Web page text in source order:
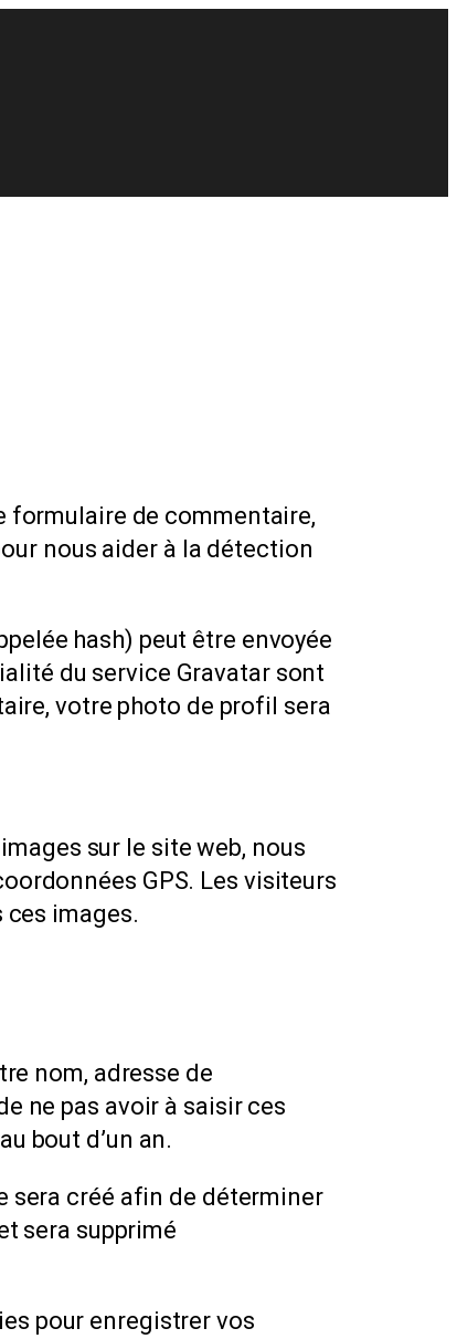
formulaire de commentaire,
nous aider à la détection
hash) peut être envoyée
du service Gravatar sont
votre photo de profil sera
sur le site web, nous
GPS. Les visiteurs
images.
nom, adresse de
ne pas avoir à saisir ces
bout d’un an.
sera créé afin de déterminer
sera supprimé
pour enregistrer vos